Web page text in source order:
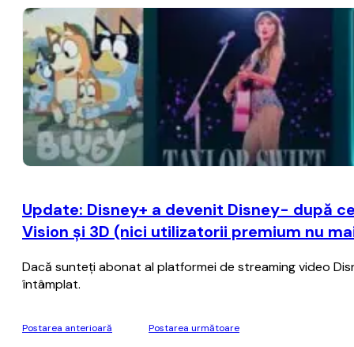
Update: Disney+ a devenit Disney- după
Vision şi 3D (nici utilizatorii premium nu
Dacă sunteţi abonat al platformei de streaming video
întâmplat.
Postarea anterioară Postarea următoare